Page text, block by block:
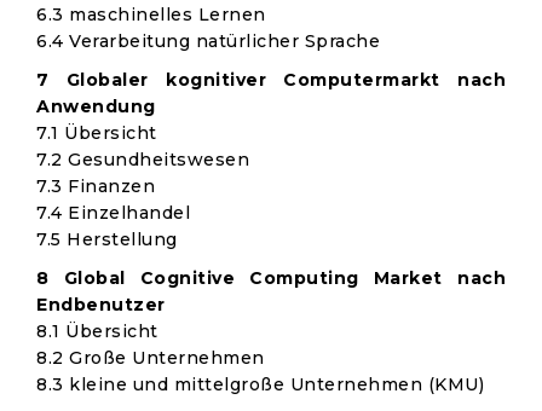
6.3 maschinelles Lernen
6.4 Verarbeitung natürlicher Sprache
7 Globaler kognitiver Computermarkt nach
Anwendung
7.1 Übersicht
7.2 Gesundheitswesen
7.3 Finanzen
7.4 Einzelhandel
7.5 Herstellung
8 Global Cognitive Computing Market nach
Endbenutzer
8.1 Übersicht
8.2 Große Unternehmen
8.3 kleine und mittelgroße Unternehmen (KMU)